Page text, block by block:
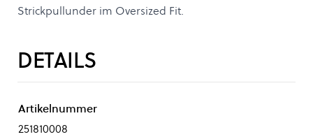
Strickpullunder im Oversized Fit.
DETAILS
Artikelnummer
251810008